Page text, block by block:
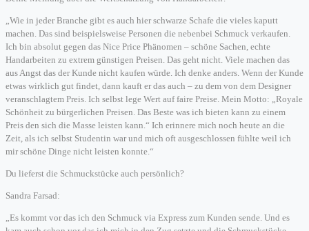
„Wie in jeder Branche gibt es auch hier schwarze Schafe die vieles kaputt
machen. Das sind beispielsweise Personen die nebenbei Schmuck verkaufen.
Ich bin absolut gegen das Nice Price Phänomen – schöne Sachen, echte
Handarbeiten zu extrem günstigen Preisen. Das geht nicht. Viele machen das
aus Angst das der Kunde nicht kaufen würde. Ich denke anders. Wenn der Kunde
etwas wirklich gut findet, dann kauft er das auch – zu dem von dem Designer
veranschlagtem Preis. Ich selbst lege Wert auf faire Preise. Mein Motto: „Royale
Schönheit zu bürgerlichen Preisen. Das Beste was ich bieten kann zu einem
Preis den sich die Masse leisten kann.“ Ich erinnere mich noch heute an die
Zeit, als ich selbst Studentin war und mich oft ausgeschlossen fühlte weil ich
mir schöne Dinge nicht leisten konnte.“
Du lieferst die Schmuckstücke auch persönlich?
Sandra Farsad:
„Es kommt vor das ich den Schmuck via Express zum Kunden sende. Und es